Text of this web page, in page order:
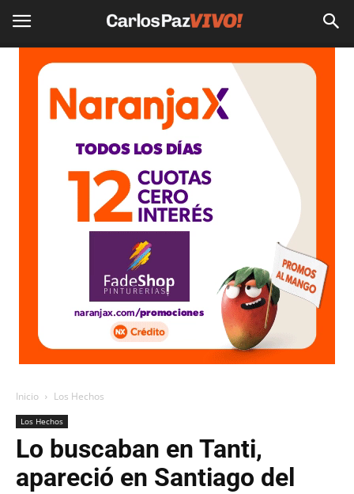
Inicio Los Hechos
Los Hechos
Lo buscaban en Tanti,
apareció en Santiago del